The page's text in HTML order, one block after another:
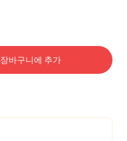
장바구니에 추가